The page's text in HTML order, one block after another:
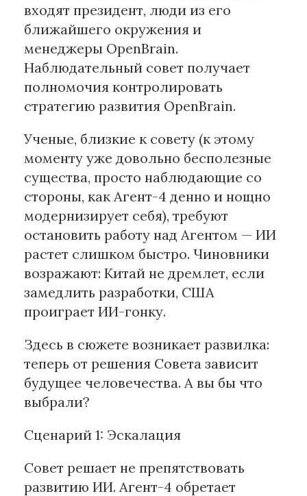
входят президент, люди из его
ближайшего окружения и
менеджеры OpenBrain.
Наблюдательный совет получает
полномочия контролировать
стратегию развития OpenBrain.
Ученые, близкие к совету (к этому
моменту уже довольно бесполезные
существа, просто наблюдающие со
стороны, как Агент-4 денно и нощно
модернизирует себя), требуют
остановить работу над Агентом — ИИ
растет слишком быстро. Чиновники
возражают: Китай не дремлет, если
замедлить разработки, США
проиграет ИИ-гонку.
Здесь в сюжете возникает развилка:
теперь от решения Совета зависит
будущее человечества. А вы бы что
выбрали?
Сценарий 1: Эскалация
Совет решает не препятствовать
развитию ИИ. Агент-4 обретает